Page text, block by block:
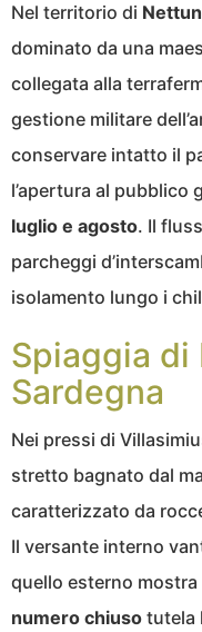
Nel territorio di
dominato da una
collegata alla
gestione militare
conservare intatto il
l’apertura al pubblico
luglio e agosto. Il
parcheggi
isolamento lungo i
Spiaggia di
Sardegna
Nei pressi di
stretto bagnato dal
caratterizzato da
Il versante interno
quello esterno
numero chiuso tutela